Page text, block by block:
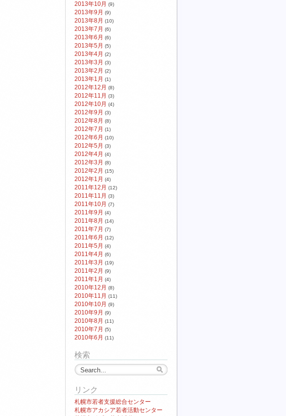
2013年10月 (9)
2013年9月 (9)
2013年8月 (10)
2013年7月 (6)
2013年6月 (6)
2013年5月 (5)
2013年4月 (2)
2013年3月 (3)
2013年2月 (2)
2013年1月 (1)
2012年12月 (8)
2012年11月 (3)
2012年10月 (4)
2012年9月 (3)
2012年8月 (8)
2012年7月 (1)
2012年6月 (10)
2012年5月 (3)
2012年4月 (4)
2012年3月 (8)
2012年2月 (15)
2012年1月 (4)
2011年12月 (12)
2011年11月 (3)
2011年10月 (7)
2011年9月 (4)
2011年8月 (14)
2011年7月 (7)
2011年6月 (12)
2011年5月 (4)
2011年4月 (6)
2011年3月 (19)
2011年2月 (9)
2011年1月 (4)
2010年12月 (8)
2010年11月 (11)
2010年10月 (9)
2010年9月 (9)
2010年8月 (11)
2010年7月 (5)
2010年6月 (11)
検索
リンク
札幌市若者支援総合センター
札幌市アカシア若者活動センター